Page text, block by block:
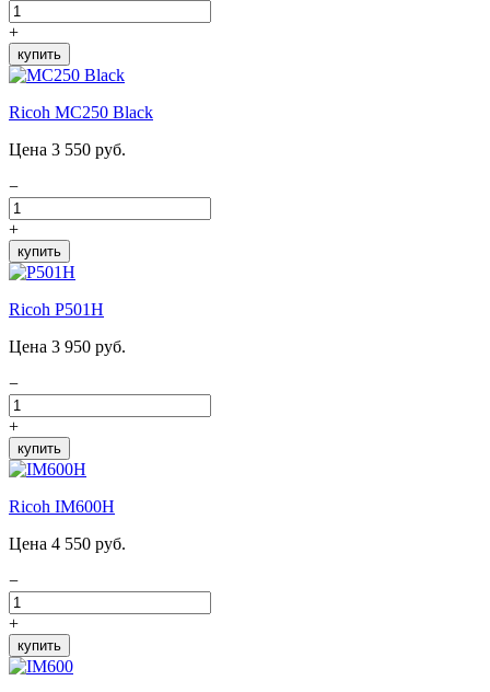
+
купить
Ricoh MC250 Black
Цена 3 550 руб.
−
+
купить
Ricoh P501H
Цена 3 950 руб.
−
+
купить
Ricoh IM600H
Цена 4 550 руб.
−
+
купить